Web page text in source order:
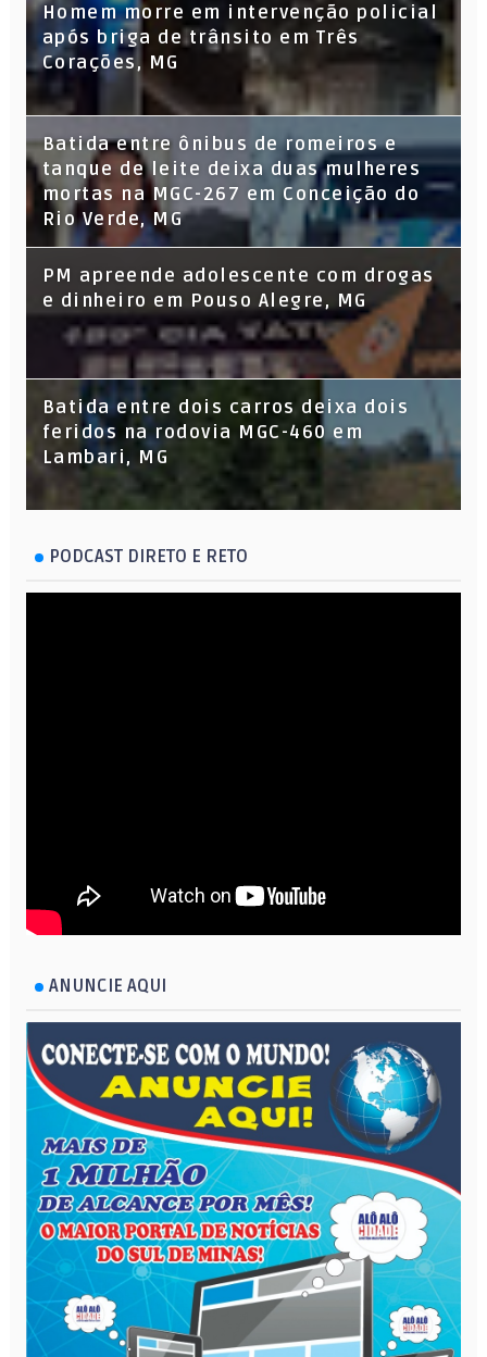
Homem morre em intervenção policial
após briga de trânsito em Três
Corações, MG
Batida entre ônibus de romeiros e
tanque de leite deixa duas mulheres
mortas na MGC-267 em Conceição do
Rio Verde, MG
PM apreende adolescente com drogas
e dinheiro em Pouso Alegre, MG
Batida entre dois carros deixa dois
feridos na rodovia MGC-460 em
Lambari, MG
PODCAST DIRETO E RETO
ANUNCIE AQUI